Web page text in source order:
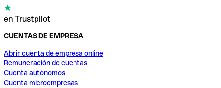
en Trustpilot
CUENTAS DE EMPRESA
Abrir cuenta de empresa online
Remuneración de cuentas
Cuenta autónomos
Cuenta microempresas